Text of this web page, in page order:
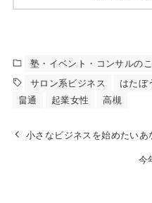
塾・イベント・コンサルの
サロン系ビジネス
はたぼ
畠通
起業女性 高槻
小さなビジネスを始めたいあ
今